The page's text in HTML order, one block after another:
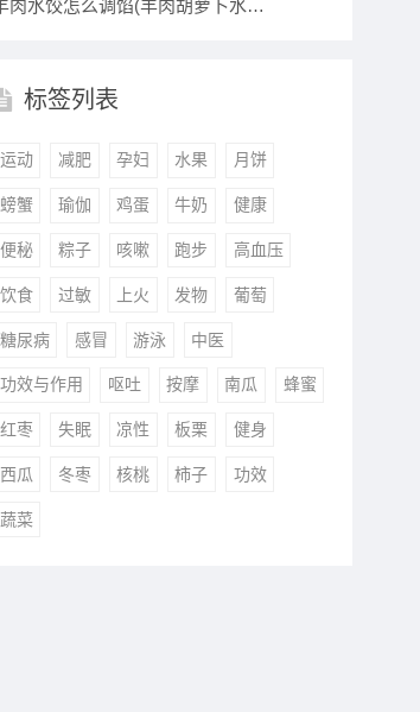
肉水饺怎么调馅(羊肉胡萝卜水饺
标签列表
运动 减肥 孕妇 水果 月饼
螃蟹 瑜伽 鸡蛋 牛奶 健康
便秘 粽子 咳嗽 跑步 高血压
饮食 过敏 上火 发物 葡萄
糖尿病 感冒 游泳 中医
功效与作用 呕吐 按摩 南瓜 蜂蜜
红枣 失眠 凉性 板栗 健身
西瓜 冬枣 核桃 柿子 功效
蔬菜